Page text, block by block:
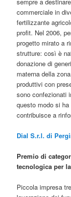
commerciale in
fertilizzante
profit. Nel 2006,
progetto mirato a
strutture: così è
donazione di
materna della
produttivi con
sono confezionati
questo modo si
contribuisce a
Dial S.r.l. di
Premio di
tecnologica per
Piccola impresa